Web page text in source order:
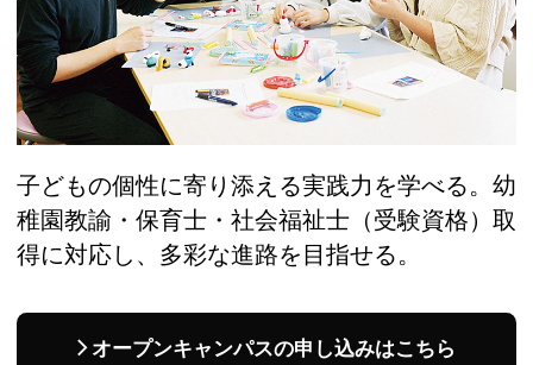
子どもの個性に寄り添える実践力を学べる。幼
稚園教諭・保育士・社会福祉士（受験資格）取
得に対応し、多彩な進路を目指せる。
オープンキャンパスの申し込みはこちら